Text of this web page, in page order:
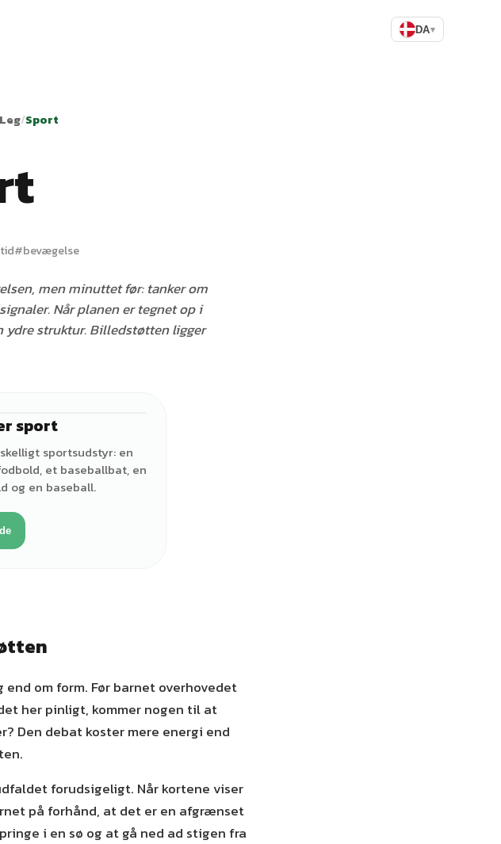
DA▾
/Sport
#bevægelse
men minuttet før: tanker om
Når planen er tegnet op i
ydre struktur. Billedstøtten ligger
sport
sportsudstyr: en
et baseballbat, en
og en baseball.
om form. Før barnet overhovedet
her pinligt, kommer nogen til at
Den debat koster mere energi end
forudsigeligt. Når kortene viser
på forhånd, at det er en afgrænset
i en sø og at gå ned ad stigen fra